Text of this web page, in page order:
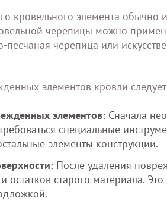
кровельного элемента обычно
черепицы можно
песчаная черепица или
элементов кровли
элементов: Сначала
специальные
элементы конструкции.
После удаления
остатков старого материала.